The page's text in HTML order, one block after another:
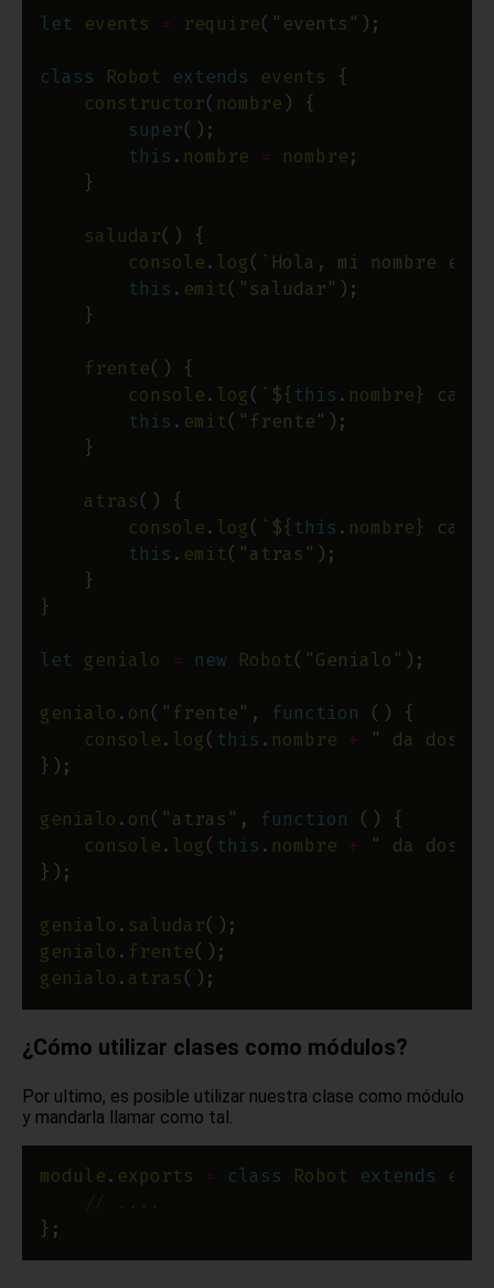
let events = require( "events"
class Robot extends events
constructor( nombre
super
this . nombre = nombre
saludar
console. log( `Hola, mi nombre es
this . emit( "saludar"
frente
console. log( ` ${ this . nombre}
this . emit( "frente"
atras
console. log( ` ${ this . nombre}
this . emit( "atras"
let genialo = new Robot( "Genialo"
genialo . on( "frente" , function
console. log( this . nombre +
" da dos
genialo . on( "atras" , function
console. log( this . nombre +
" da dos
genialo . saludar
genialo . frente
genialo . atras
¿Cómo utilizar clases como módulos?
Por ultimo, es posible utilizar nuestra clase como módulo
y mandarla llamar como tal.
module. exports = class Robot extends